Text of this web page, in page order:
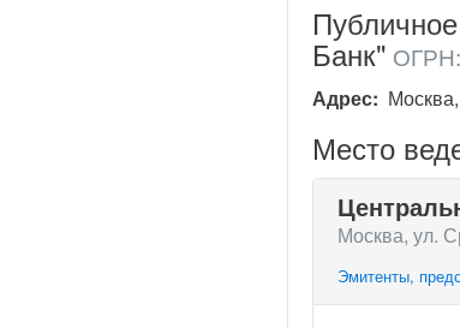
Банк"
Адрес:
Место
Москва, ул.
Эмитенты,